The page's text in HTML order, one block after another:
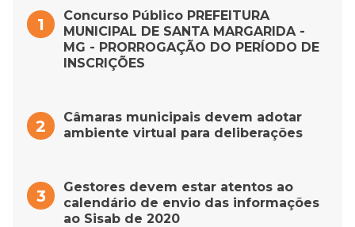
Concurso Público PREFEITURA
MUNICIPAL DE SANTA MARGARIDA -
MG - PRORROGAÇÃO DO PERÍODO DE
INSCRIÇÕES
Câmaras municipais devem adotar
ambiente virtual para deliberações
Gestores devem estar atentos ao
calendário de envio das informações
ao Sisab de 2020